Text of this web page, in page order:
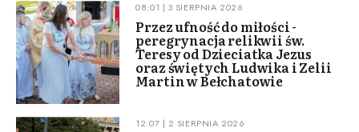
08:01 | 3 SIERPNIA 2026
Przez ufność do miłości -
peregrynacja relikwii św.
Teresy od Dzieciatka Jezus
oraz świętych Ludwika i Zelii
Martin w Bełchatowie
12:07 | 2 SIERPNIA 2026